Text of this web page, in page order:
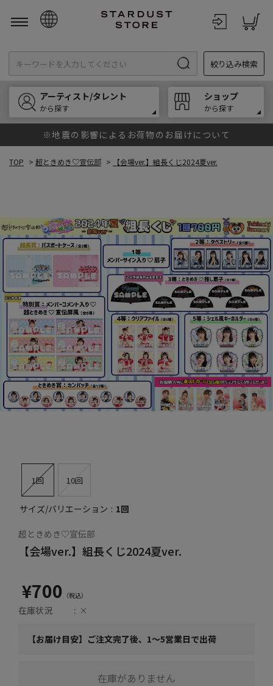
English
한국어
中文
絞り込み検索
アーティスト/タレント
から探す
ショップ
から探す
※地震の影響によるお荷物のお届けについて
TOP > 超ときめき♡宣伝部 > 【会場ver.】組長くじ2024夏ver.
1回 10回
サイズ/バリエーション 1回
超ときめき♡宣伝部
【会場ver.】組長くじ2024夏ver.
¥700
在庫状況 ×
【お届け目安】ご注文完了後、1～5営業日で出荷
在庫がありません